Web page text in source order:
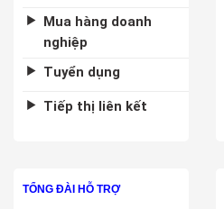
Mua hàng doanh
nghiệp
Tuyển dụng
Tiếp thị liên kết
TỔNG ĐÀI HỖ TRỢ